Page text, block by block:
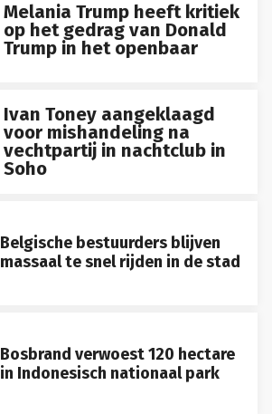
Melania Trump heeft kritiek
op het gedrag van Donald
Trump in het openbaar
Ivan Toney aangeklaagd
voor mishandeling na
vechtpartij in nachtclub in
Soho
Belgische bestuurders blijven
massaal te snel rijden in de stad
Bosbrand verwoest 120 hectare
in Indonesisch nationaal park